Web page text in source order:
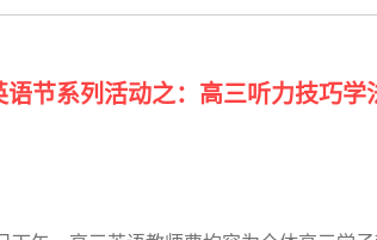
节系列活动之：高三听力技巧学